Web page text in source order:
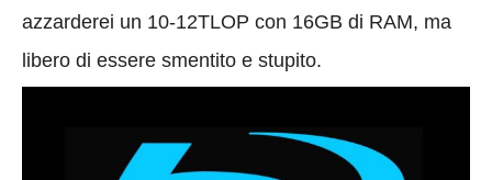
azzarderei un 10-12TLOP con 16GB di RAM, ma
libero di essere smentito e stupito.